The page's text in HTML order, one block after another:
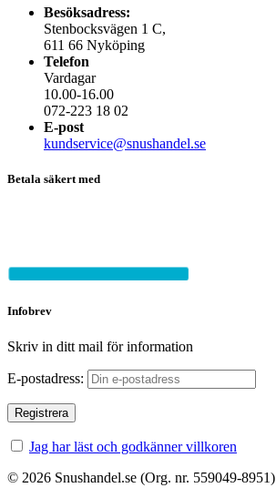
Besöksadress:
Stenbocksvägen 1 C,
611 66 Nyköping
Telefon
Vardagar
10.00-16.00
072-223 18 02
E-post
kundservice@snushandel.se
Betala säkert med
Infobrev
Skriv in ditt mail för information
E-postadress:
Jag har läst och godkänner villkoren
© 2026 Snushandel.se (Org. nr. 559049-8951)